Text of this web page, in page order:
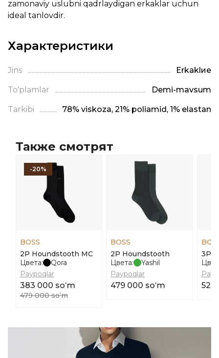
zamonaviy uslubni qadrlaydigan erkaklar uchun
ideal tanlovdir.
Характеристики
Jins Erkaklие
To'plamlar Demi-mavsum
Tarkibi 78% viskoza, 21% poliamid, 1% elastan
Также смотрят
-20%
BOSS
2P Houndstooth MC
Цвета:
Qora
Paypoqlar
383 000 soʻm
479 000 soʻm
BOSS
2P Houndstooth
Цвета:
Yashil
Paypoqlar
479 000 soʻm 522